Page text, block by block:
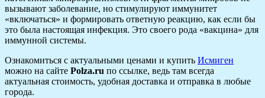
вызывают заболевание, но стимулируют иммунитет
«включаться» и формировать ответную реакцию, как если бы
это была настоящая инфекция. Это своего рода «вакцина» для
иммунной системы.
Ознакомиться с актуальными ценами и купить Исмиген
можно на сайте Polza.ru по ссылке, ведь там всегда
актуальная стоимость, удобная доставка и отправка в любые
города.